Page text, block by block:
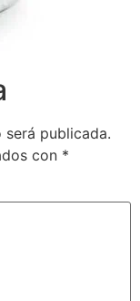
publicada.
con *